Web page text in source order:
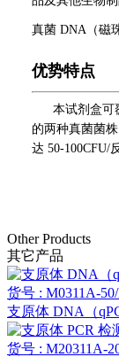
真菌 DNA（磁
优势特点
本试剂盒可
的两种真菌菌
达 50-100CFU/
Other Products
其它产品
货号 : M0311A-
支原体 DNA（
货号 : M20311A-